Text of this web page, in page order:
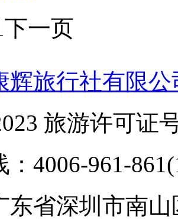
下一页
辉旅行社有限
旅游许可证
：4006-961-
东省深圳市南